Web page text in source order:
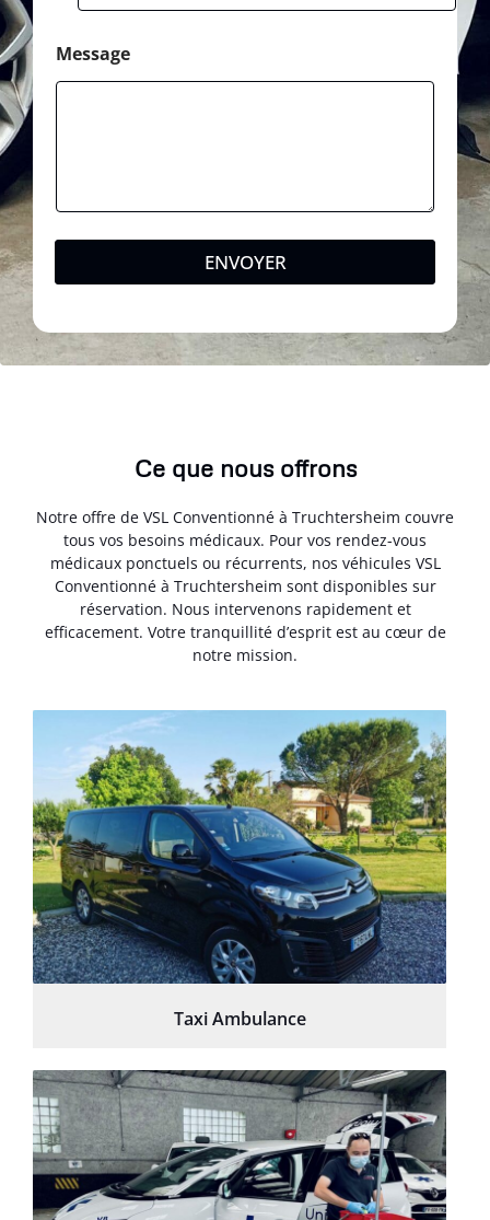
Message
ENVOYER
Ce que nous offrons
Notre offre de VSL Conventionné à Truchtersheim couvre
tous vos besoins médicaux. Pour vos rendez-vous
médicaux ponctuels ou récurrents, nos véhicules VSL
Conventionné à Truchtersheim sont disponibles sur
réservation. Nous intervenons rapidement et
efficacement. Votre tranquillité d’esprit est au cœur de
notre mission.
Taxi Ambulance